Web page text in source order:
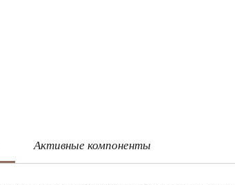
Активные компоненты